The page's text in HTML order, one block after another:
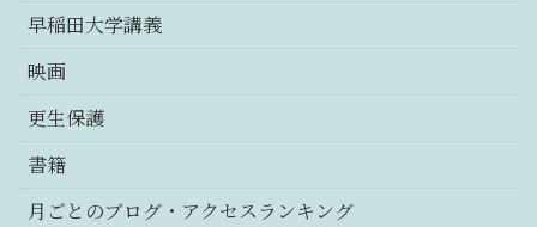
早稲田大学講義
映画
更生保護
書籍
月ごとのブログ・アクセスランキング